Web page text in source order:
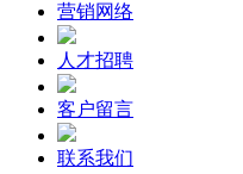
营销网络
人才招聘
客户留言
联系我们